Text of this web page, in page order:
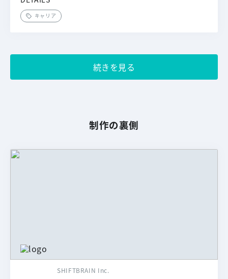
キャリア
続きを見る
制作の裏側
SHIFTBRAIN Inc.